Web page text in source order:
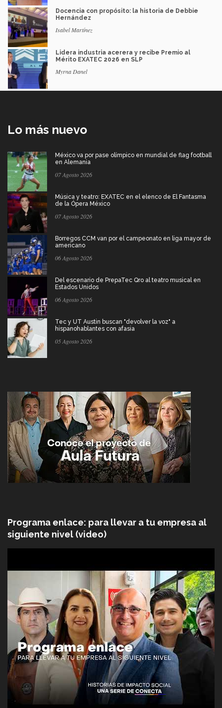
Docencia con propósito: la historia de Debbie
Hernández
Isabel Martínez
Lidera industria acerera y recibe Premio al
Mérito EXATEC 2026 en SLP
Myrna Danel
Lo más nuevo
México va por pase olímpico en mundial de flag football
en Alemania
07 Agosto 2026
Música y teatro: EXATEC en el elenco de El Fantasma
de la Ópera México
07 Agosto 2026
Borregos CCM van por el campeonato en liga mayor de
americano
06 Agosto 2026
Del escenario de PrepaTec Qro al teatro musical en
Estados Unidos
06 Agosto 2026
Tec y UT Austin buscan "devolver la voz" a
hispanohablantes con afasia
05 Agosto 2026
Programa enlace: para llevar a tu empresa al
siguiente nivel (video)